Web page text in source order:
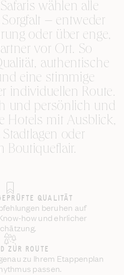
wählen alle
– entweder
oder über enge,
vor Ort. So
authentische
eine stimmige
individuellen Route.
und persönlich und
Hotels mit Ausblick,
oder
Boutiqueflair.
QUALITÄT
beruhen auf
how und ehrlicher
ZUR ROUTE
zu Ihrem Etappenplan
passen.